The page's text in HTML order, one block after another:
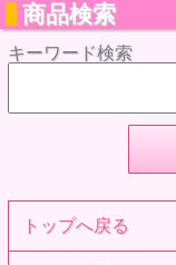
商品検索
キーワード検索
トップへ戻る